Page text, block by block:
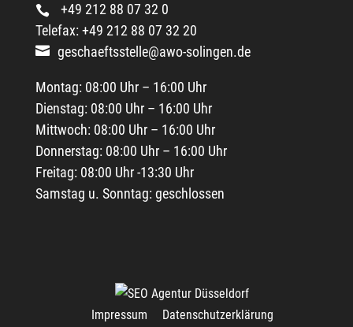
+49 212 88 07 32 0
Telefax: +49 212 88 07 32 20
geschaeftsstelle@awo-solingen.de
Montag: 08:00 Uhr – 16:00 Uhr
Dienstag: 08:00 Uhr – 16:00 Uhr
Mittwoch: 08:00 Uhr – 16:00 Uhr
Donnerstag: 08:00 Uhr – 16:00 Uhr
Freitag: 08:00 Uhr -13:30 Uhr
Samstag u. Sonntag: geschlossen
Impressum
Datenschutzerklärung